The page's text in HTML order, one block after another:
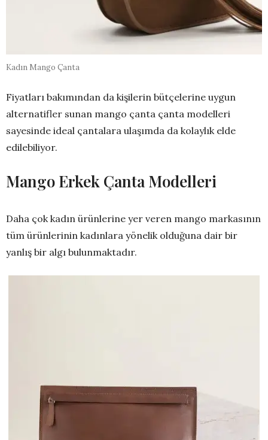
Kadın Mango Çanta
Fiyatları bakımından da kişilerin bütçelerine uygun
alternatifler sunan mango çanta çanta modelleri
sayesinde ideal çantalara ulaşımda da kolaylık elde
edilebiliyor.
Mango Erkek Çanta Modelleri
Daha çok kadın ürünlerine yer veren mango markasının
tüm ürünlerinin kadınlara yönelik olduğuna dair bir
yanlış bir algı bulunmaktadır.